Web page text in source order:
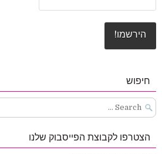
חיפוש
Search
for:
הצטרפו לקבוצת הפייסבוק שלנו